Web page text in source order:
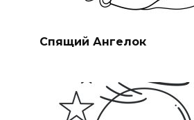
Спящий Ангелок